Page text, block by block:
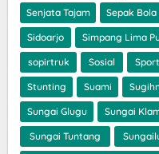
Senjata Tajam Sepak Bola
Sidoarjo Simpang Lima
sopirtruk Sosial Sport
Stunting Suami
Sungai Glugu Sungai
Sungai Tuntang